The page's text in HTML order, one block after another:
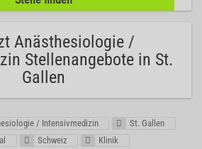
Anästhesiologie /
Stellenangebote in St.
Gallen
/ Intensivmedizin
St. Gallen
Schweiz
Klinik